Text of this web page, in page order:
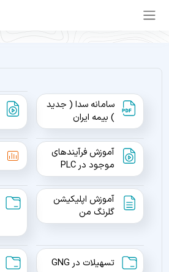
سامانه سدا ( جدید
) بیمه ایران
آموزش فرآیندهای
موجود در PLC
پیوند
آموزش اپلیکیشن
گلرنگ منصفحه
تسهیلات در GNG پوشه